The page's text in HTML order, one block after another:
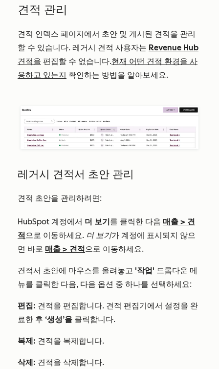
견적 관리
견적 인덱스 페이지에서 초안 및 게시된 견적을 관리
할 수 있습니다. 레거시 견적 사용자는 Revenue Hub
견적을 편집할 수 없습니다.현재 어떤 견적 환경을 사
용하고 있는지 확인하는 방법을 알아보세요.
레거시 견적서 초안 관리
견적 초안을 관리하려면:
HubSpot 계정에서 더 보기 를 클릭한 다음 매출 > 견
적 으로 이동하세요. 더 보기가 계정에 표시되지 않으
면 바로 매출 > 견적 으로 이동하세요.
견적서 초안에 마우스를 올려놓고 '작업' 드롭다운 메
뉴를 클릭한 다음, 다음 옵션 중 하나를 선택하세요:
편집: 견적을 편집합니다. 견적 편집기에서 설정을 완
료한 후 ‘생성’을 클릭합니다.
복제: 견적을 복제합니다.
삭제: 견적을 삭제합니다.